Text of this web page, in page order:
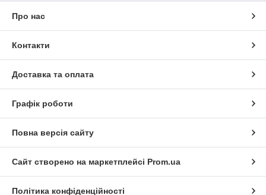
Про нас
Контакти
Доставка та оплата
Графік роботи
Повна версія сайту
Сайт створено на маркетплейсі Prom.ua
Політика конфіденційності